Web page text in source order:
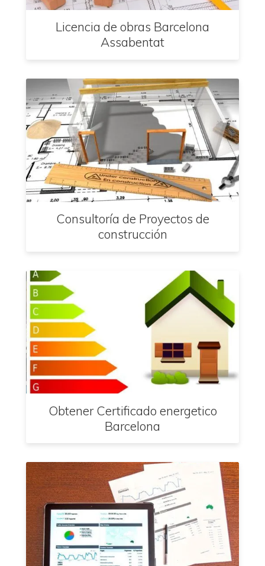
Licencia de obras Barcelona
Assabentat
Consultoría de Proyectos de
construcción
Obtener Certificado energetico
Barcelona